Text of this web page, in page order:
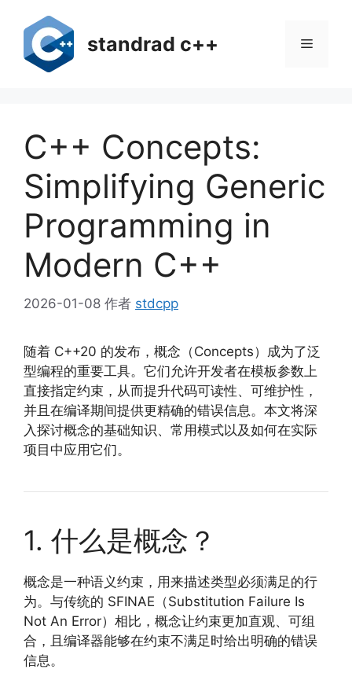
standrad c++ 菜
C++ Concepts:
Simplifying Generic
Programming in
Modern C++
2026-01-08 作者 stdcpp
随着 C++20 的发布，概念（Concepts）成为了泛
型编程的重要工具。它们允许开发者在模板参数上
直接指定约束，从而提升代码可读性、可维护性，
并且在编译期间提供更精确的错误信息。本文将深
入探讨概念的基础知识、常用模式以及如何在实际
项目中应用它们。
1. 什么是概念？
概念是一种语义约束，用来描述类型必须满足的行
为。与传统的 SFINAE（Substitution Failure Is
Not An Error）相比，概念让约束更加直观、可组
合，且编译器能够在约束不满足时给出明确的错误
信息。